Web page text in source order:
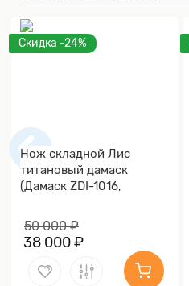
Скидка -24%
Нож складной Лис
титановый дамаск
(Дамаск ZDI-1016,
50 000 ₽
38 000 ₽